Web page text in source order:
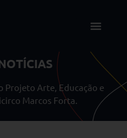
Projeto Arte, Educação e
Marcos Forta.